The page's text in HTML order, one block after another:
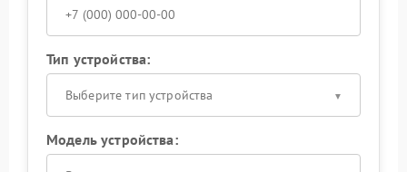
Тип устройства:
Выберите тип устройства
Модель устройства: